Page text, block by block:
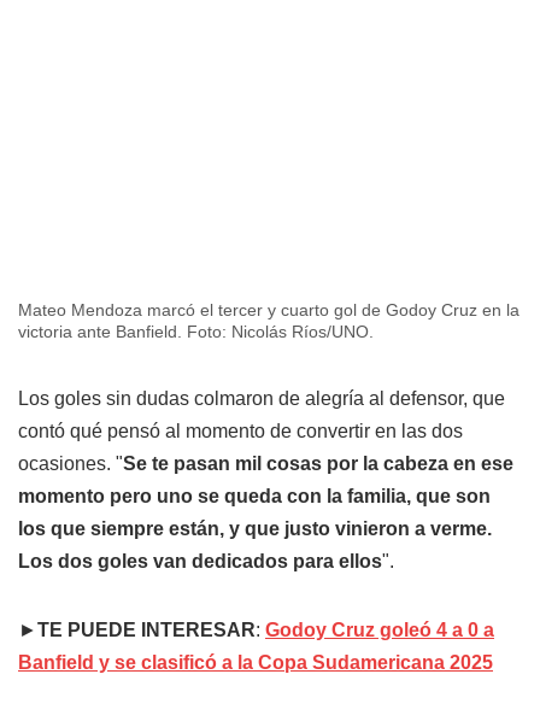
Mateo Mendoza marcó el tercer y cuarto gol de Godoy Cruz en la
victoria ante Banfield. Foto: Nicolás Ríos/UNO.
Los goles sin dudas colmaron de alegría al defensor, que
contó qué pensó al momento de convertir en las dos
ocasiones. "Se te pasan mil cosas por la cabeza en ese
momento pero uno se queda con la familia, que son
los que siempre están, y que justo vinieron a verme.
Los dos goles van dedicados para ellos".
►TE PUEDE INTERESAR: Godoy Cruz goleó 4 a 0 a
Banfield y se clasificó a la Copa Sudamericana 2025